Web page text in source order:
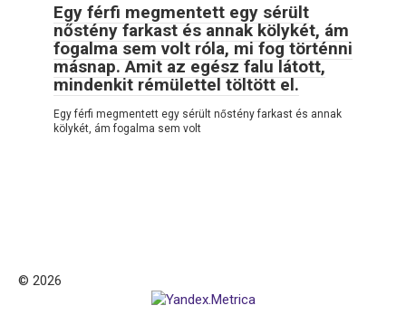
Egy férfi megmentett egy sérült
nőstény farkast és annak kölykét, ám
fogalma sem volt róla, mi fog történni
másnap. Amit az egész falu látott,
mindenkit rémülettel töltött el.
Egy férfi megmentett egy sérült nőstény farkast és annak
kölykét, ám fogalma sem volt
© 2026